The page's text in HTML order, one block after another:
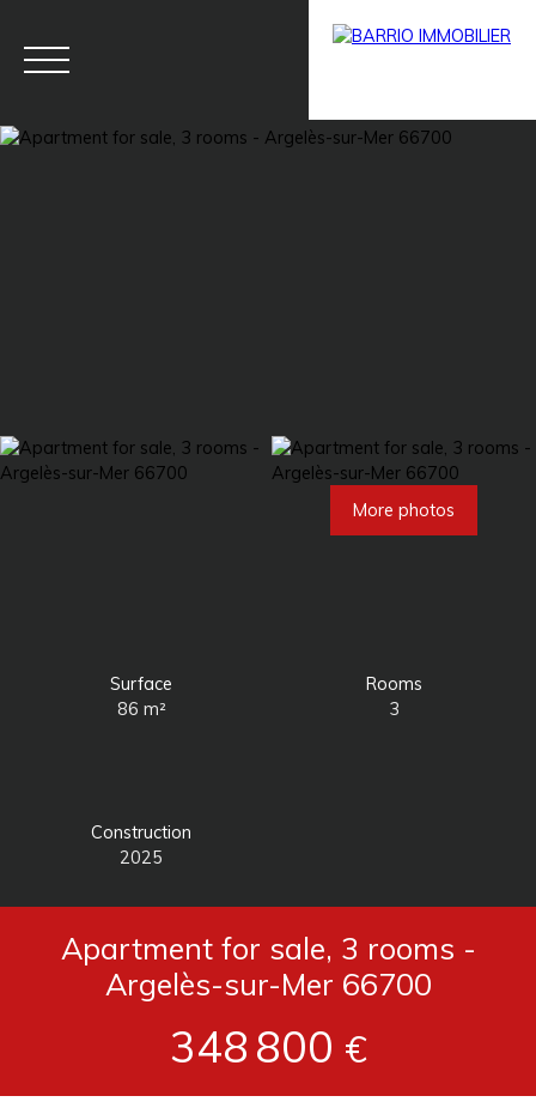
More photos
Surface
86 m²
Rooms
3
Construction
2025
Apartment for sale, 3 rooms -
Argelès-sur-Mer 66700
348 800 €